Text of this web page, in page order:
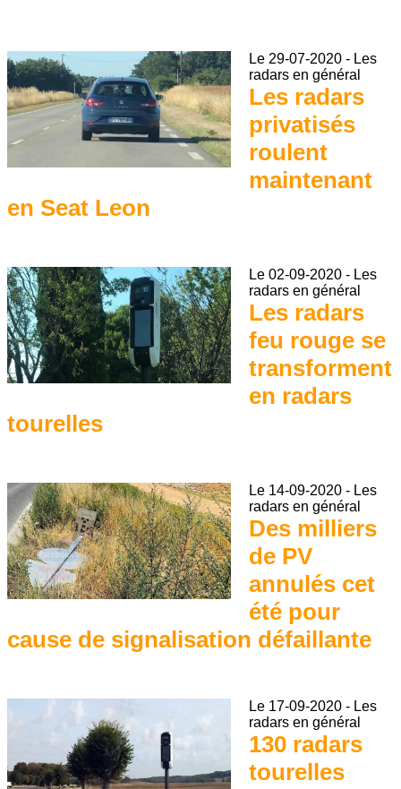
Le 29-07-2020 - Les
radars en général
Les radars
privatisés
roulent
maintenant
en Seat Leon
Le 02-09-2020 - Les
radars en général
Les radars
feu rouge se
transforment
en radars
tourelles
Le 14-09-2020 - Les
radars en général
Des milliers
de PV
annulés cet
été pour
cause de signalisation défaillante
Le 17-09-2020 - Les
radars en général
130 radars
tourelles